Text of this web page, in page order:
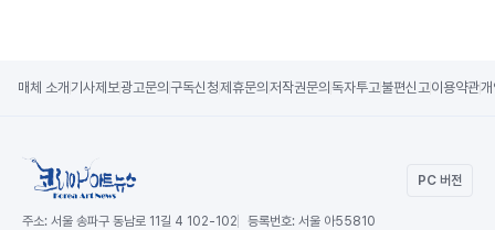
매체 소개 기사제보광고문의 구독신청제휴문의 저작권문의 독자투고불편신고이용약관
PC 버전
주소: 서울 송파구 동남로 11길 4 102-102 등록번호: 서울 아55810